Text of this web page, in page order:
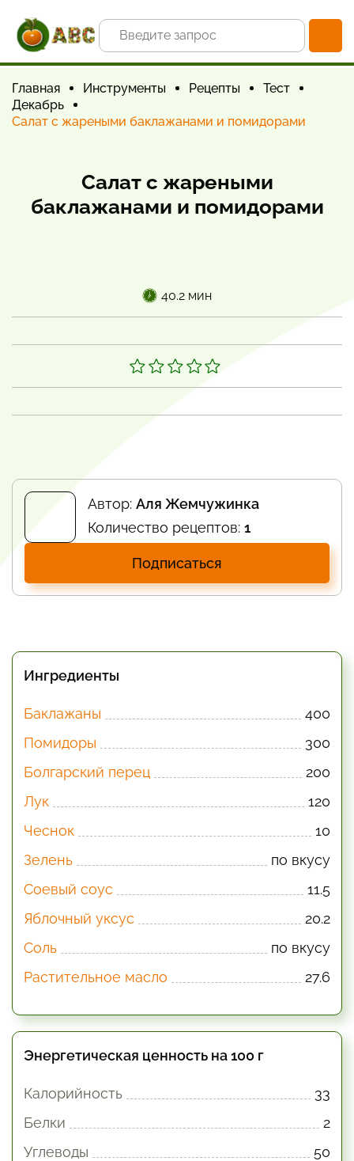
Главная Инструменты Рецепты
Тест
Декабрь
Салат с жареными баклажанами и помидорами
Салат с жареными
баклажанами и помидорами
40.2 мин
Автор: Аля Жемчужинка
Количество рецептов: 1
Подписаться
Ингредиенты
Баклажаны
400
Помидоры
300
Болгарский перец
200
Лук
120
Чеснок
10
Зелень
по вкусу
Соевый соус
11.5
Яблочный уксус
20.2
Соль
по вкусу
Растительное масло
27.6
Энергетическая ценность на 100 г
Калорийность
33
Белки
2
Углеводы
50